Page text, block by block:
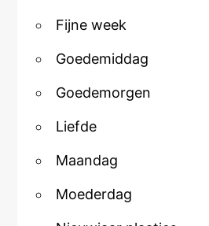
Fijne week
Goedemiddag
Goedemorgen
Liefde
Maandag
Moederdag